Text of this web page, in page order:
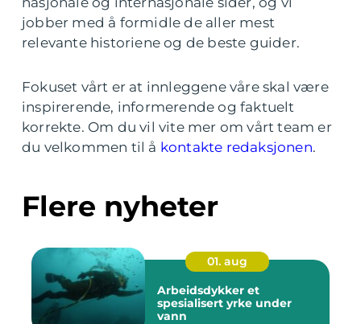
jobber med å formidle de aller mest
relevante historiene og de beste guider.
Fokuset vårt er at innleggene våre skal være
inspirerende, informerende og faktuelt
korrekte. Om du vil vite mer om vårt team er
du velkommen til å kontakte redaksjonen.
Flere nyheter
01. aug
Arbeidsdykker et
spesialisert yrke under
vann